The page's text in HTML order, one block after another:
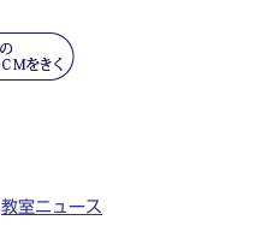
教室ニュース